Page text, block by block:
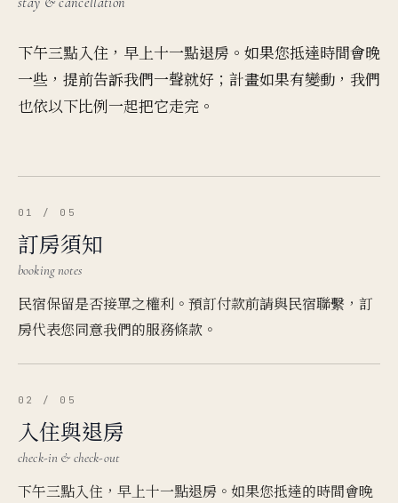
下午三點入住，早上十一點退房。如果您抵達時間會晚
一些，提前告訴我們一聲就好；計畫如果有變動，我們
也依以下比例一起把它走完。
01 / 05
訂房須知
booking notes
民宿保留是否接單之權利。預訂付款前請與民宿聯繫，訂
房代表您同意我們的服務條款。
02 / 05
入住與退房
check-in & check-out
下午三點入住，早上十一點退房。如果您抵達的時間會晚